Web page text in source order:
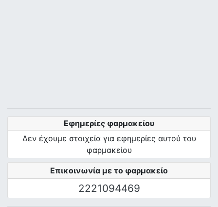
Επικοινωνία με το φαρμακείο
2221094469
Εφημερίες φαρμακείου
Δεν έχουμε στοιχεία για εφημερίες αυτού του
φαρμακείου